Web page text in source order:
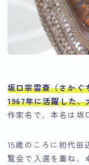
坂口宗雲斎（さかぐ
1967年に活躍した
作家名で、本名は坂
15歳のころに初代田
覧会で入選を重ね、